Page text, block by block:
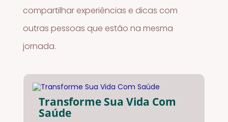
compartilhar experiências e dicas com
outras pessoas que estão na mesma
jornada.
Transforme Sua Vida Com
Saúde